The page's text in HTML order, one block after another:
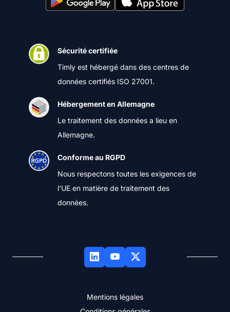
Sécurité certifiée
Timly est hébergé dans des centres de
données certifiés ISO 27001.
Hébergement en Allemagne
Le traitement des données a lieu en
Allemagne.
Conforme au RGPD
Nous respectons toutes les exigences de
l'UE en matière de traitement des
données.
Mentions légales